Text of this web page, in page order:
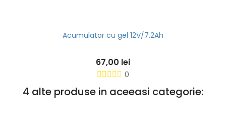
Acumulator cu gel 12V/7.2Ah
67,00 lei
0
4 alte produse in aceeasi categorie: